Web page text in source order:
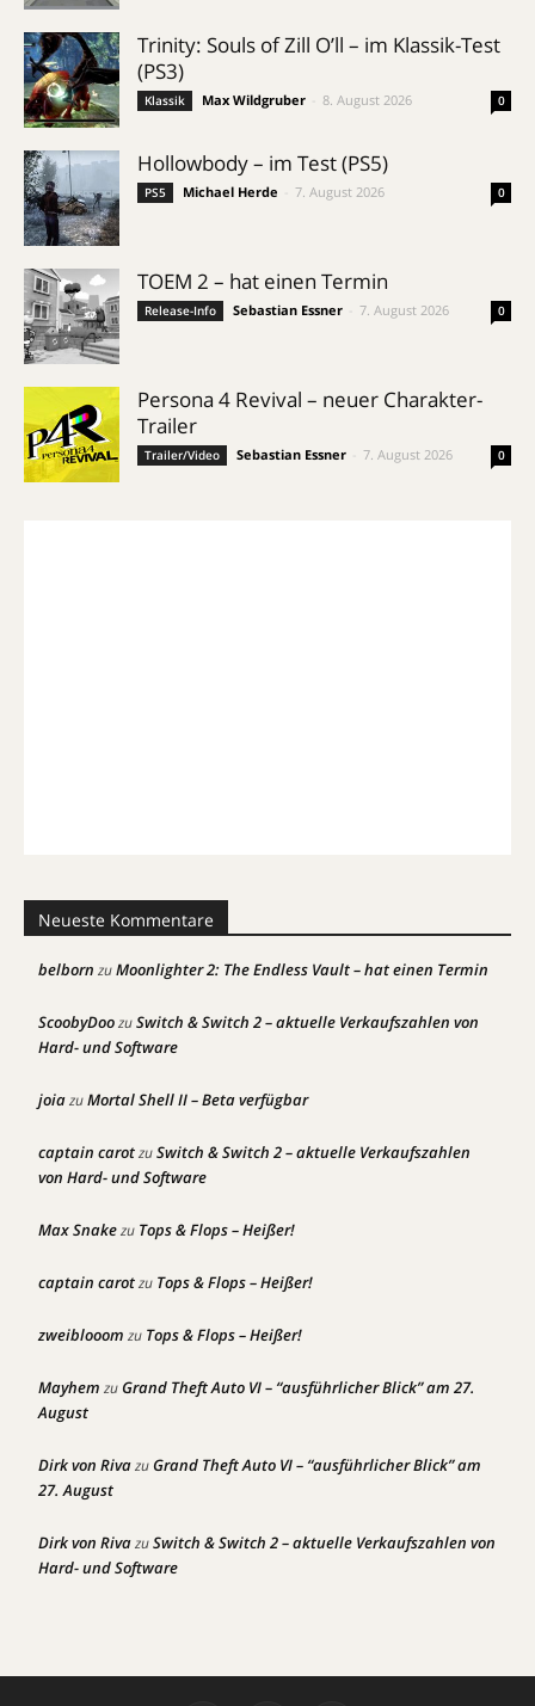
Trinity: Souls of Zill O’ll – im Klassik-Test
(PS3)
Klassik Max Wildgruber 8. August 2026 0
Hollowbody – im Test (PS5)
PS5 Michael Herde 7. August 2026 0
TOEM 2 – hat einen Termin
Release-Info Sebastian Essner 7. August 2026 0
Persona 4 Revival – neuer Charakter-
Trailer
Trailer/Video Sebastian Essner 7. August 2026 0
Neueste Kommentare
belborn zuMoonlighter 2: The Endless Vault – hat einen Termin
ScoobyDoozuSwitch & Switch 2 – aktuelle Verkaufszahlen von
Hard- und Software
joiazuMortal Shell II – Beta verfügbar
captain carotzuSwitch & Switch 2 – aktuelle Verkaufszahlen
von Hard- und Software
Max Snakezu Tops & Flops – Heißer!
captain carotzu Tops & Flops – Heißer!
zweiblooom zu Tops & Flops – Heißer!
Mayhem zuGrand Theft Auto VI – “ausführlicher Blick” am 27.
August
Dirk von RivazuGrand Theft Auto VI – “ausführlicher Blick” am
27. August
Dirk von RivazuSwitch & Switch 2 – aktuelle Verkaufszahlen von
Hard- und Software